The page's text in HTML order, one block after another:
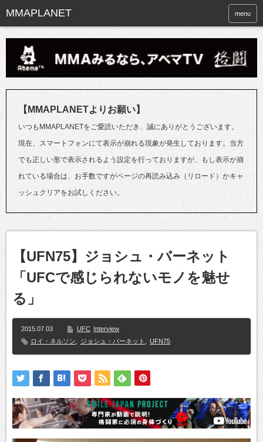
menu
【MMAPLANETよりお願い】
いつもMMAPLANETをご愛読いただき、誠にありがとうございます。
現在、スマートフォンにて表示が崩れる現象が発生しております。当方
でも正しい形で表示されるよう設定を行っておりますが、もし表示が崩
れている場合は、お手数ですがページの再読み込み（リロード）かキャ
ッシュクリアをお試しください。
【UFN75】ジョシュ・バーネット
「UFCで感じられないモノを魅せ
る」
2015.07.03 UFC Interview
ロイ・ネルソン
ジョシュ・バーネット UFN75